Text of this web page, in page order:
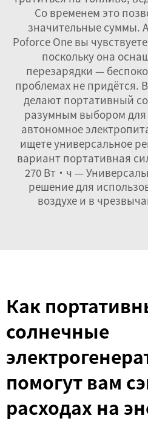
Со временем это
значительные суммы.
Poforce One вы
поскольку она
перезарядки —
проблемах не придётся.
делают портативный
разумным выбором для
автономное
ищете универсальное
вариант портативная
270 Вт·ч —
решение для
воздухе и в
Как
солнечные
помогут вам
расходах на